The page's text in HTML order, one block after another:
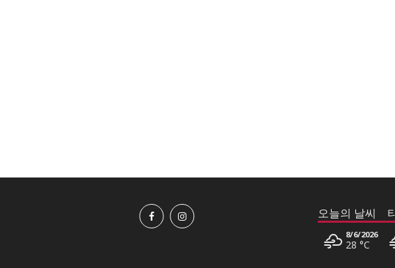
오늘의 날씨
8/6/2026
28 °C